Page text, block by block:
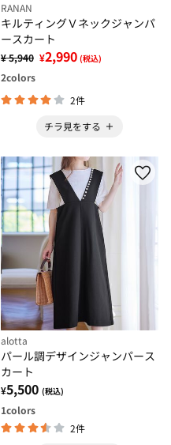
RANAN
キルティングＶネックジャンパ
ースカート
¥ 5,940 ¥2,990 (税込)
2colors
2件
チラ見をする
alotta
パール調デザインジャンパース
カート
¥5,500 (税込)
1colors
2件